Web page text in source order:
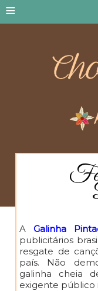
≡
AGalinha
publicitários
resgate de
país. Não
galinha cheia
exigente público